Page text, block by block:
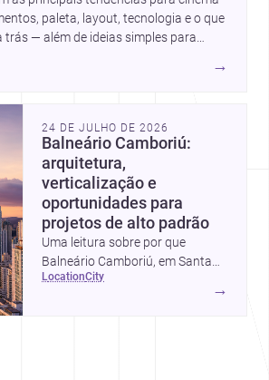
paleta, layout, tecnologia e o que
— além de ideias simples para
completa.
→
24 DE JULHO DE 2026
Balneário Camboriú:
arquitetura,
verticalização e
oportunidades para
projetos de alto padrão
Uma leitura sobre por que
Balneário Camboriú, em Santa
Catarina, virou referência em
location city
→